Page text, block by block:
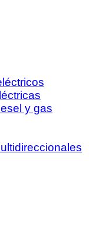
y gas